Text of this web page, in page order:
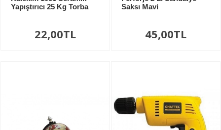
Yapıştırıcı 25 Kg Torba
22,00TL
Saksı Mavi
45,00TL